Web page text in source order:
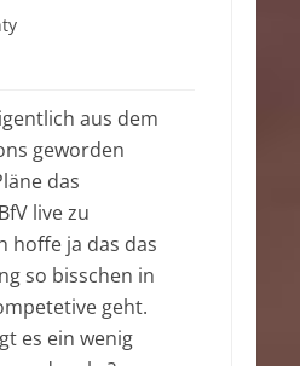
aus dem
geworden
das
live zu
hoffe ja das das
so bisschen in
geht.
es ein wenig